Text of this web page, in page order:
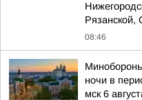
Рязанской,
08:46
ночи в
мск 6